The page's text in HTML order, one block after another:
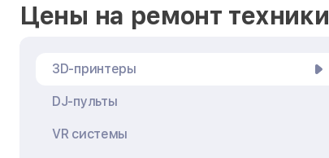
Цены на ремонт техники
3D-принтеры
DJ-пульты
VR системы